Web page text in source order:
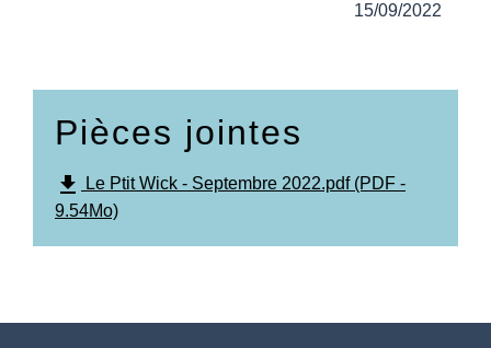
15/09/2022
Pièces jointes
file_download
Le Ptit Wick - Septembre 2022.pdf (PDF -
9.54Mo)